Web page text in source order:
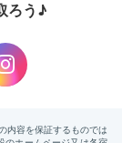
ろう♪